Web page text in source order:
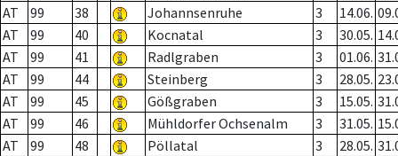
AT
99 38 Johannsenruhe 3 14.06.
AT
99 40 Kocnatal 3 30.05.
AT
99 41 Radlgraben 3 01.06.
AT
99 44 Steinberg 3 28.05.
AT
99 45 Gößgraben 3 15.05.
AT
99 46 Mühldorfer Ochsenalm 3 31.05.
AT
99 48 Pöllatal 3 28.05.